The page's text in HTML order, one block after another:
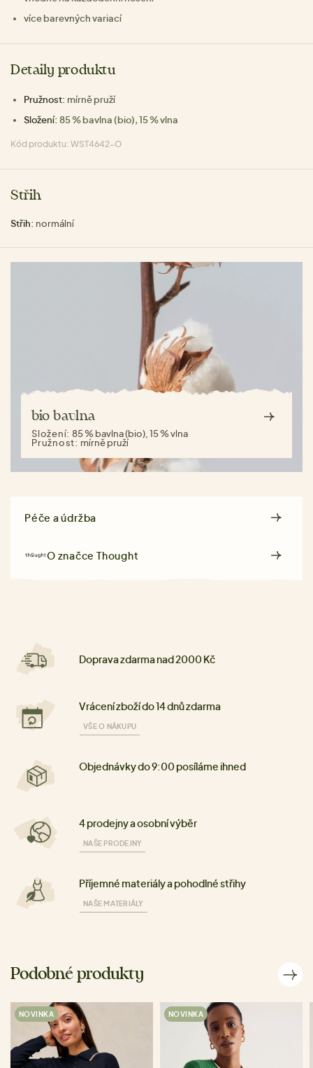
více barevných variací
Detaily produktu
Pružnost: mírně pruží
Složení: 85 % bavlna (bio), 15 % vlna
Kód produktu: WST4642-O
Střih
Střih: normální
bio bavlna
Složení:85 % bavlna (bio), 15 % vlna
Pružnost: mírně pruží
Péče a údržba
O značceThought
Doprava zdarma nad 2000 Kč
Vrácení zboží do 14 dnů zdarma
VŠE O NÁKUPU
Objednávky do 9:00 posíláme ihned
4 prodejny a osobní výběr
NAŠE PRODEJNY
Příjemné materiály a pohodlné střihy
NAŠE MATERIÁLY
Podobné produkty
NOVINKA NOVINKA